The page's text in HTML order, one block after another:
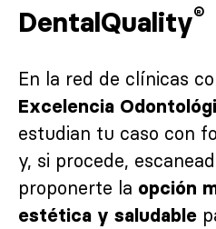
DentalQuality®
En la red de clínicas
Excelencia
estudian tu caso con
y, si procede,
proponerte la opción
estética y saludable